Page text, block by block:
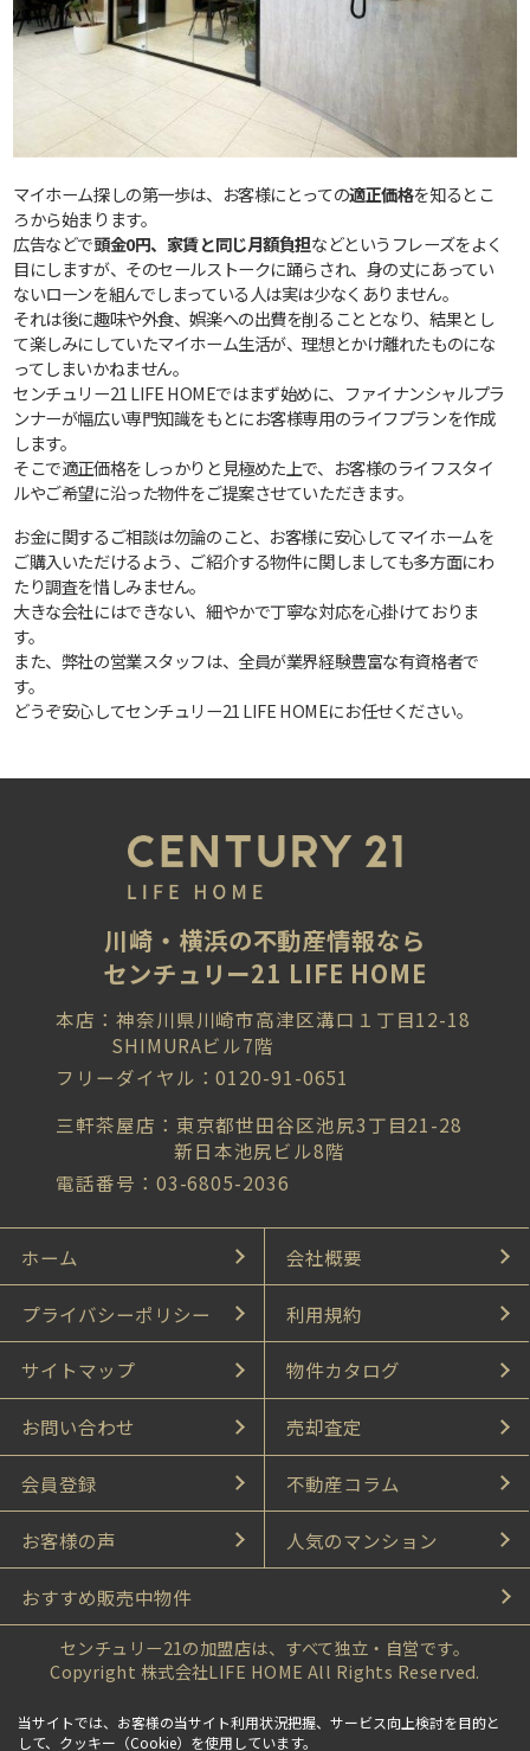
マイホーム探しの第一歩は、お客様にとっての適正価格を知るとこ
ろから始まります。
広告などで頭金0円、家賃と同じ月額負担などというフレーズをよく
目にしますが、そのセールストークに踊らされ、身の丈にあってい
ないローンを組んでしまっている人は実は少なくありません。
それは後に趣味や外食、娯楽への出費を削ることとなり、結果とし
て楽しみにしていたマイホーム生活が、理想とかけ離れたものにな
ってしまいかねません。
センチュリー21 LIFE HOMEではまず始めに、ファイナンシャルプラ
ンナーが幅広い専門知識をもとにお客様専用のライフプランを作成
します。
そこで適正価格をしっかりと見極めた上で、お客様のライフスタイ
ルやご希望に沿った物件をご提案させていただきます。
お金に関するご相談は勿論のこと、お客様に安心してマイホームを
ご購入いただけるよう、ご紹介する物件に関しましても多方面にわ
たり調査を惜しみません。
大きな会社にはできない、細やかで丁寧な対応を心掛けておりま
す。
また、弊社の営業スタッフは、全員が業界経験豊富な有資格者で
す。
どうぞ安心してセンチュリー21 LIFE HOMEにお任せください。
川崎・横浜の不動産情報なら
センチュリー21 LIFE HOME
本店：神奈川県川崎市高津区溝口１丁目12-18
SHIMURAビル7階
フリーダイヤル：0120-91-0651
三軒茶屋店：東京都世田谷区池尻3丁目21-28
新日本池尻ビル8階
電話番号：03-6805-2036
ホーム 会社概要
プライバシーポリシー 利用規約
サイトマップ 物件カタログ
お問い合わせ 売却査定
会員登録 不動産コラム
お客様の声 人気のマンション
おすすめ販売中物件
センチュリー21の加盟店は、すべて独立・自営です。
Copyright 株式会社LIFE HOME All Rights Reserved.
当サイトでは、お客様の当サイト利用状況把握、サービス向上検討を目的と
して、クッキー（Cookie）を使用しています。